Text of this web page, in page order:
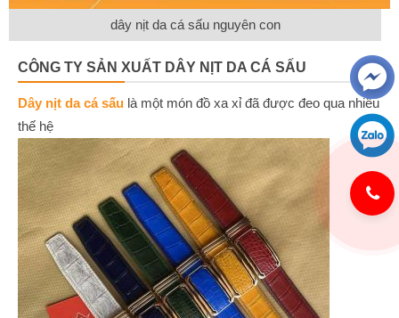
dây nịt da cá sấu nguyên con
CÔNG TY SẢN XUẤT DÂY NỊT DA CÁ SẤU
Dây nịt da cá sấu là một món đồ xa xỉ đã được đeo qua nhiều
thế hệ